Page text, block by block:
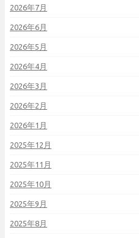
2026年7月
2026年6月
2026年5月
2026年4月
2026年3月
2026年2月
2026年1月
2025年12月
2025年11月
2025年10月
2025年9月
2025年8月